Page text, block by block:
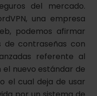
del mercado.
una empresa
podemos afirmar
de contraseñas con
referente al
el nuevo estándar de
el cual deja de usar